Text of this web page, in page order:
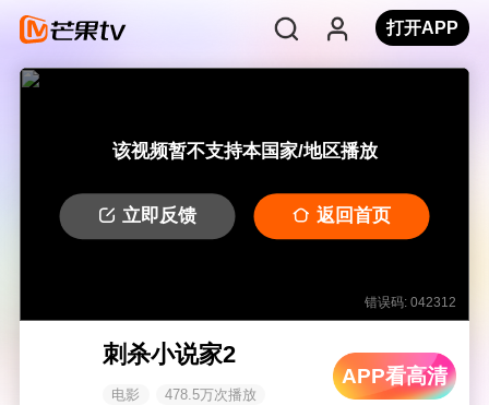
打开APP
该视频暂不支持本国家/地区播放
立即反馈 返回首页
错误码: 042312
刺杀小说家2
电影 478.5万次播放
APP看高清